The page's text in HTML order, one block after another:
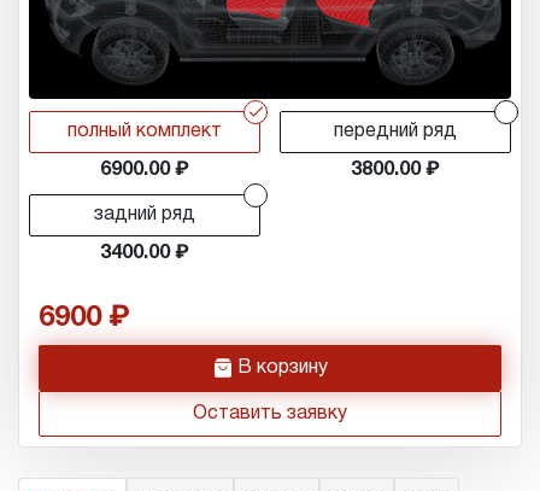
r
полный комплект
6900.00
передний ряд
3800.00
задний ряд
3400.00
6900
h В корзину
Оставить заявку